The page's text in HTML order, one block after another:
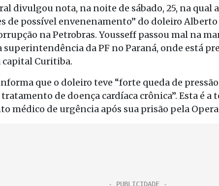
divulgou nota, na noite de sábado, 25, na qual
de possível envenenamento” do doleiro
na Petrobras. Yousseff passou mal na
da PF no Paraná, onde está
capital Curitiba.
que o doleiro teve “forte queda de
de doença cardíaca crônica”. Esta é a
médico de urgência após sua prisão pela